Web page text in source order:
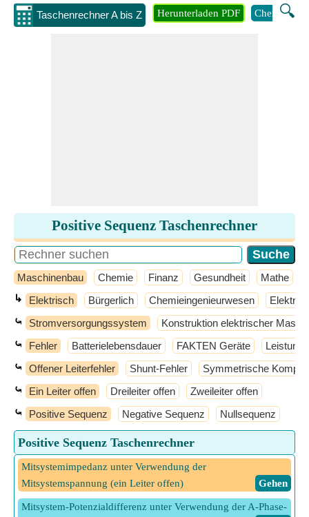
Taschenrechner A bis Z 🔍
Herunterladen PDF Chemie
Positive Sequenz Taschenrechner
Maschinenbau Chemie Finanz Gesundheit Mathe
↳ Elektrisch Bürgerlich Chemieingenieurwesen
⤿ Stromversorgungssystem Konstruktion elektrischer
⤿ Fehler Batterielebensdauer FAKTEN Geräte
⤿ Offener Leiterfehler Shunt-Fehler Symmetrische
⤿ Ein Leiter offen Dreileiter offen Zweileiter offen
⤿ Positive Sequenz Negative Sequenz Nullsequenz
Positive Sequenz Taschenrechner
Mitsystemimpedanz unter Verwendung der
Mitsystemspannung (ein Leiter offen)
​ Gehen
Mitsystem-Potenzialdifferenz unter Verwendung der A-Phase-